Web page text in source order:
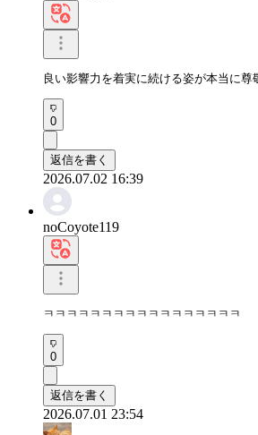
良い影響力を着実に続ける姿が本当に
0
返信を書く
2026.07.02 16:39
noCoyote119
ㅋㅋㅋㅋㅋㅋㅋㅋㅋㅋㅋㅋㅋㅋㅋㅋㅋ
0
返信を書く
2026.07.01 23:54